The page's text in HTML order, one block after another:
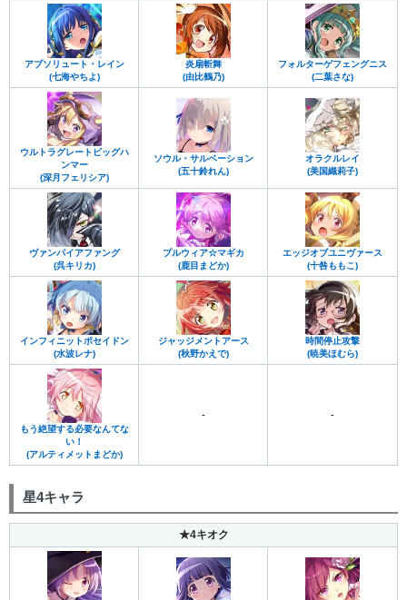
アブソリュート・レイン
(七海やちよ)
炎扇斬舞
(由比鶴乃)
フォルターゲフェングニス
(二葉さな)
ウルトラグレートビッグハ
ンマー
(深月フェリシア)
ソウル・サルベーション
(五十鈴れん)
オラクルレイ
(美国織莉子)
ヴァンパイアファング
(呉キリカ)
プルウィア☆マギカ
(鹿目まどか)
エッジオブユニヴァース
(十咎ももこ)
インフィニットポセイドン
(水波レナ)
ジャッジメントアース
(秋野かえで)
時間停止攻撃
(暁美ほむら)
もう絶望する必要なんてな
い！
(アルティメットまどか)
- -
星4キャラ
★4キオク